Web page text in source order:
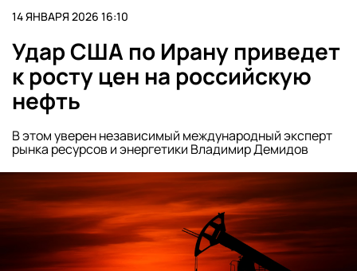
14 ЯНВАРЯ 2026 16:10
Удар США по Ирану приведет
к росту цен на российскую
нефть
В этом уверен независимый международный эксперт
рынка ресурсов и энергетики Владимир Демидов